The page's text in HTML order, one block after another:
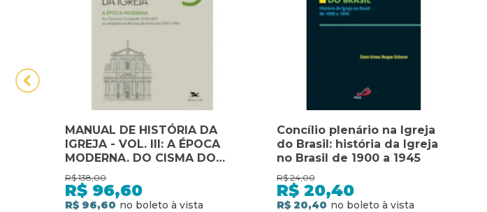
MANUAL DE HISTÓRIA DA
IGREJA - VOL. III: A ÉPOCA
MODERNA. DO CISMA DO
OCIDENTE (1378-1417) ÀS
VÉSPERAS DA REVOLUÇÃO
FRANCESA (1780-1790)
R$ 138,00
R$ 96,60
R$ 96,60
Concílio plenário na Igreja
do Brasil: história da Igreja
no Brasil de 1900 a 1945
R$ 24,00
R$ 20,40
R$ 20,40